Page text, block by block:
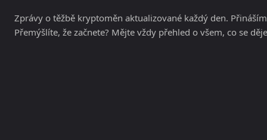
Zprávy o těžbě kryptoměn aktualizované každý den.
Přemýšlíte, že začnete? Mějte vždy přehled o všem, co se